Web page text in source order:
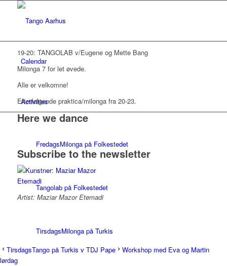
Calendar
Activities
FredagsMilonga på Folkestedet
Tangolab på Folkestedet
TirsdagsMilonga på Turkis
19-20: TANGOLAB v/Eugene og Mette Bang
Milonga 7 for let øvede.
Alle er velkomne!
Efterfølgende praktica/milonga fra 20-23.
Here we dance
Subscribe to the newsletter
Artist: Maziar Mazor Etemadi
TirsdagsTango på Turkis v TDJ Pape
Workshop med Eva og Martin
lørdag